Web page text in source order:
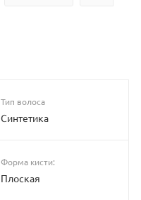
Тип волоса
Синтетика
Форма кисти:
Плоская